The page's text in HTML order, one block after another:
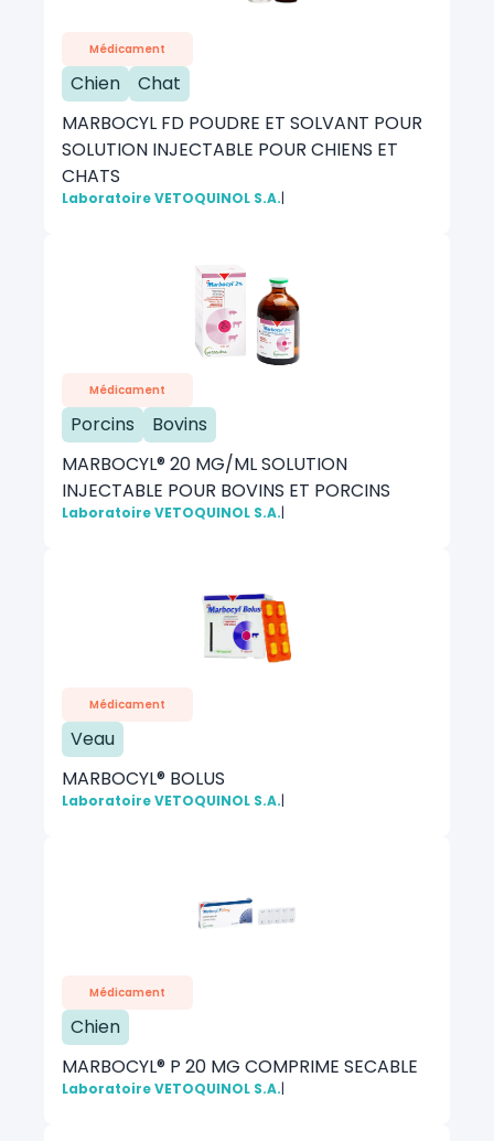
Médicament
Chien
Chat
MARBOCYL FD POUDRE ET SOLVANT POUR
SOLUTION INJECTABLE POUR CHIENS ET
CHATS
Laboratoire VETOQUINOL S.A.|
Médicament
Porcins
Bovins
MARBOCYL® 20 MG/ML SOLUTION
INJECTABLE POUR BOVINS ET PORCINS
Laboratoire VETOQUINOL S.A.|
Médicament
Veau
MARBOCYL® BOLUS
Laboratoire VETOQUINOL S.A.|
Médicament
Chien
MARBOCYL® P 20 MG COMPRIME SECABLE
Laboratoire VETOQUINOL S.A.|